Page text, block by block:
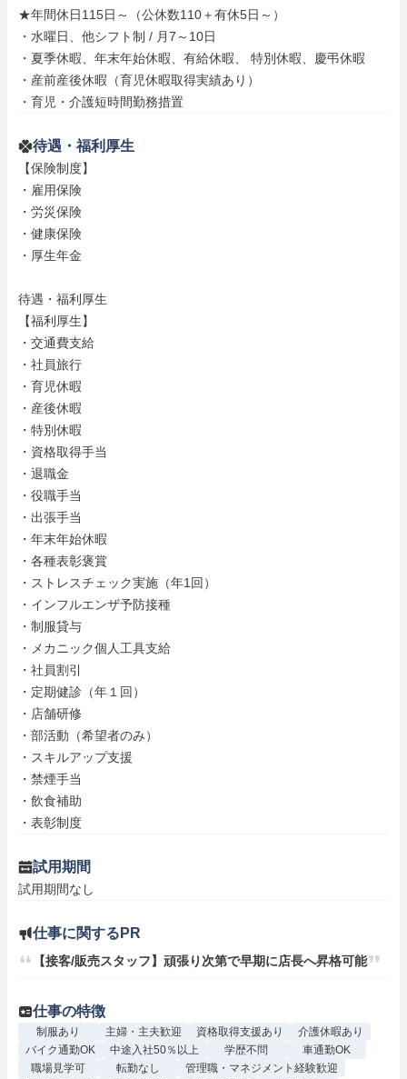
★年間休日115日～（公休数110＋有休5日～）
・水曜日、他シフト制 / 月7～10日
・夏季休暇、年末年始休暇、有給休暇、 特別休暇、慶弔休暇
・産前産後休暇（育児休暇取得実績あり）
・育児・介護短時間勤務措置
待遇・福利厚生
【保険制度】
・雇用保険
・労災保険
・健康保険
・厚生年金
待遇・福利厚生
【福利厚生】
・交通費支給
・社員旅行
・育児休暇
・産後休暇
・特別休暇
・資格取得手当
・退職金
・役職手当
・出張手当
・年末年始休暇
・各種表彰褒賞
・ストレスチェック実施（年1回）
・インフルエンザ予防接種
・制服貸与
・メカニック個人工具支給
・社員割引
・定期健診（年１回）
・店舗研修
・部活動（希望者のみ）
・スキルアップ支援
・禁煙手当
・飲食補助
・表彰制度
試用期間
試用期間なし
仕事に関するPR
【接客/販売スタッフ】頑張り次第で早期に店長へ昇格可能
仕事の特徴
制服あり 主婦・主夫歓迎 資格取得支援あり
介護休暇あり
バイク通勤OK
中途入社50％以上 学歴不問
車通勤OK
職場見学可
転勤なし
管理職・マネジメント経験歓迎